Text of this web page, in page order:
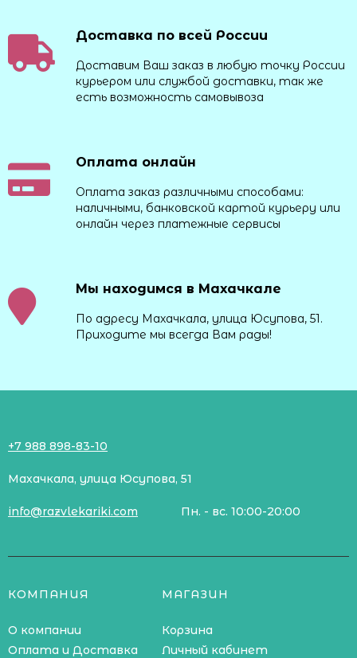
Доставка по всей России
Доставим Ваш заказ в любую точку России
курьером или службой доставки, так же
есть возможность самовывоза
Оплата онлайн
Оплата заказ различными способами:
наличными, банковской картой курьеру или
онлайн через платежные сервисы
Мы находимся в Махачкале
По адресу Махачкала, улица Юсупова, 51.
Приходите мы всегда Вам рады!
+7 988 898-83-10
Махачкала, улица Юсупова, 51
info@razvlekariki.com Пн. - вс. 10:00-20:00
КОМПАНИЯ
О компании
Оплата и Доставка
МАГАЗИН
Корзина
Личный кабинет